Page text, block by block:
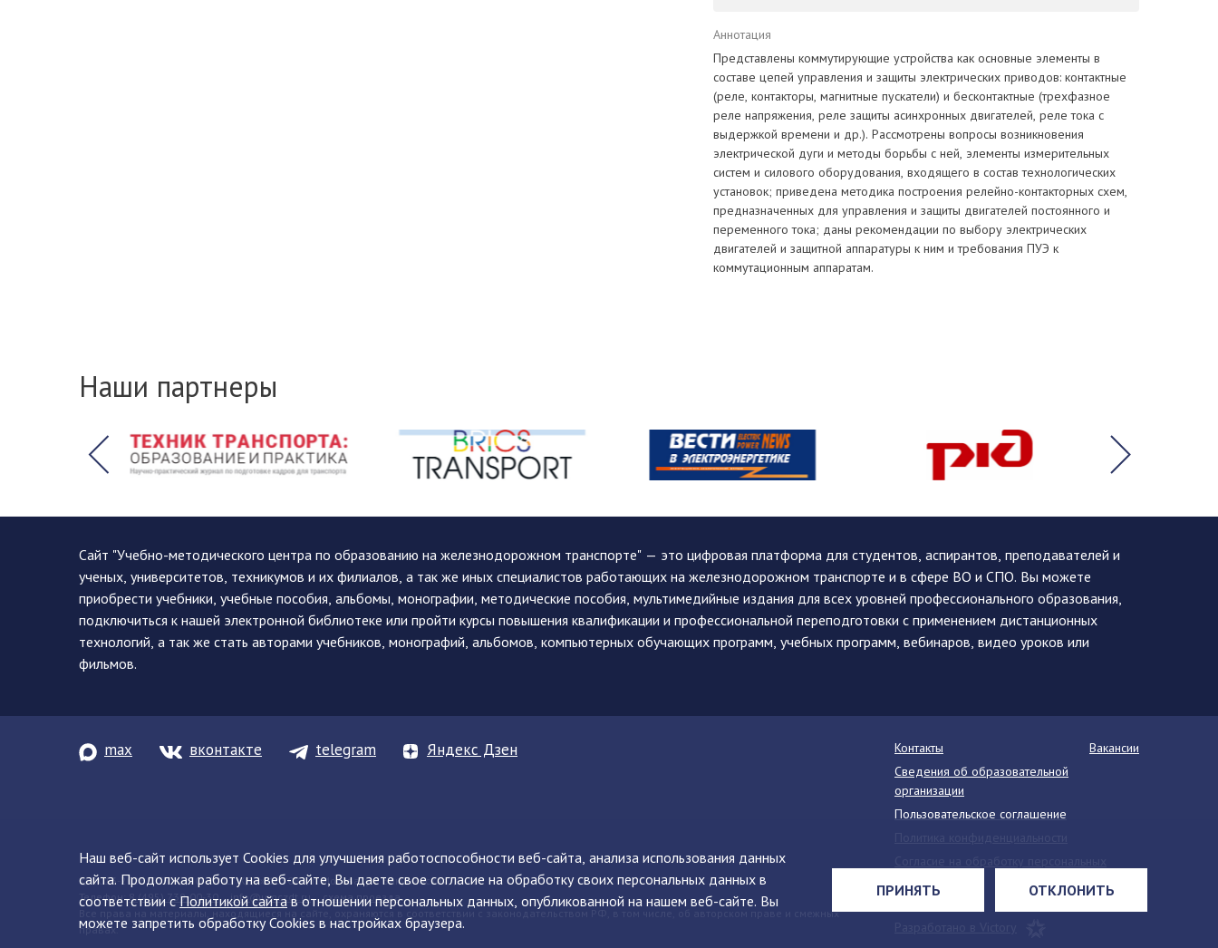
Аннотация
Представлены коммутирующие устройства как основные элементы в
составе цепей управления и защиты электрических приводов: контактные
(реле, контакторы, магнитные пускатели) и бесконтактные (трехфазное
реле напряжения, реле защиты асинхронных двигателей, реле тока с
выдержкой времени и др.). Рассмотрены вопросы возникновения
электрической дуги и методы борьбы с ней, элементы измерительных
систем и силового оборудования, входящего в состав технологических
установок; приведена методика построения релейно-контакторных схем,
предназначенных для управления и защиты двигателей постоянного и
переменного тока; даны рекомендации по выбору электрических
двигателей и защитной аппаратуры к ним и требования ПУЭ к
коммутационным аппаратам.
Наши партнеры
Наш веб-сайт использует Cookies для улучшения работоспособности веб-сайта, анализа использования данных
сайта. Продолжая работу на веб-сайте, Вы даете свое согласие на обработку своих персональных данных в
соответствии с Политикой сайта в отношении персональных данных, опубликованной на нашем веб-сайте. Вы
можете запретить обработку Cookies в настройках браузера.
ПРИНЯТЬ ОТКЛОНИТЬ
Сайт "Учебно-методического центра по образованию на железнодорожном транспорте" — это цифровая платформа для студентов, аспирантов, преподавателей и
ученых, университетов, техникумов и их филиалов, а так же иных специалистов работающих на железнодорожном транспорте и в сфере ВО и СПО. Вы можете
приобрести учебники, учебные пособия, альбомы, монографии, методические пособия, мультимедийные издания для всех уровней профессионального образования,
подключиться к нашей электронной библиотеке или пройти курсы повышения квалификации и профессиональной переподготовки с применением дистанционных
технологий, а так же стать авторами учебников, монографий, альбомов, компьютерных обучающих программ, учебных программ, вебинаров, видео уроков или
фильмов.
max вконтакте telegram Яндекс Дзен
© 2013-2026 ФГБУ ДПО «УМЦ ЖДТ» 105082, г. Москва, ул. Бакунинская, д. 71
Телефон:8 (495) 739-00-30 info@umczdt.ru
схема проезда
Все права на материалы, находящиеся на сайте, охраняются в соответствии с законодательством РФ, в том числе, об авторском праве и смежных
правах.
Контакты
Вакансии
Сведения об образовательной
организации
Пользовательское соглашение